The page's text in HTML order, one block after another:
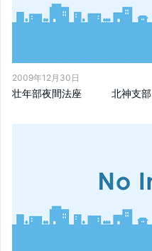
2009年12月30日
壮年部夜間法座 北神支部